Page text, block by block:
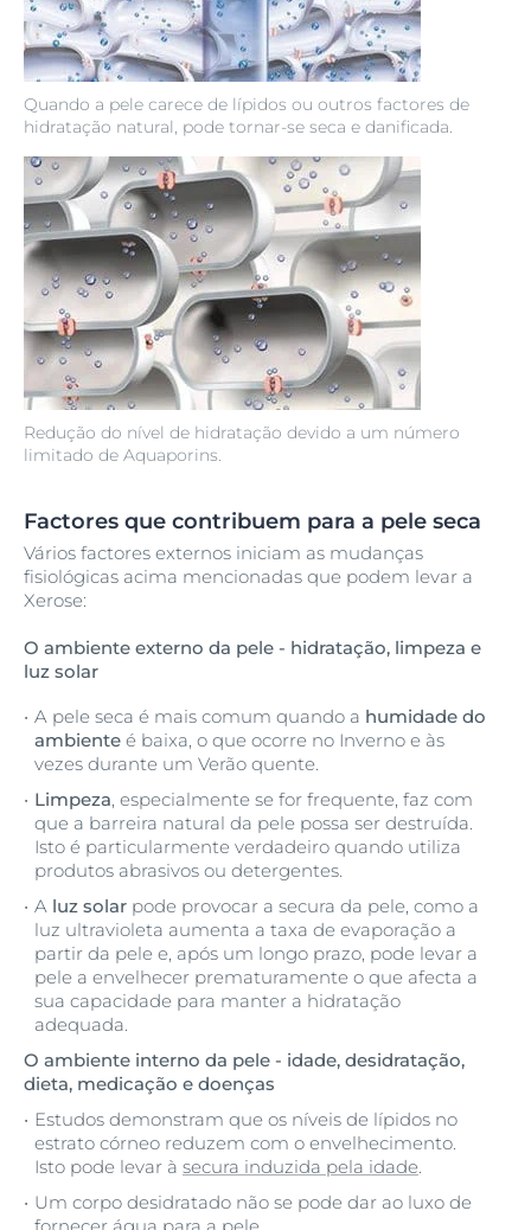
Quando a pele carece de lípidos ou outros factores de
hidratação natural, pode tornar-se seca e danificada.
Redução do nível de hidratação devido a um número
limitado de Aquaporins.
Factores que contribuem para a pele seca
Vários factores externos iniciam as mudanças
fisiológicas acima mencionadas que podem levar a
Xerose:
O ambiente externo da pele - hidratação, limpeza e
luz solar
A pele seca é mais comum quando a humidade do
ambiente é baixa, o que ocorre no Inverno e às
vezes durante um Verão quente.
Limpeza, especialmente se for frequente, faz com
que a barreira natural da pele possa ser destruída.
Isto é particularmente verdadeiro quando utiliza
produtos abrasivos ou detergentes.
A luz solar pode provocar a secura da pele, como a
luz ultravioleta aumenta a taxa de evaporação a
partir da pele e, após um longo prazo, pode levar a
pele a envelhecer prematuramente o que afecta a
sua capacidade para manter a hidratação
adequada.
O ambiente interno da pele - idade, desidratação,
dieta, medicação e doenças
Estudos demonstram que os níveis de lípidos no
estrato córneo reduzem com o envelhecimento.
Isto pode levar à secura induzida pela idade.
Um corpo desidratado não se pode dar ao luxo de